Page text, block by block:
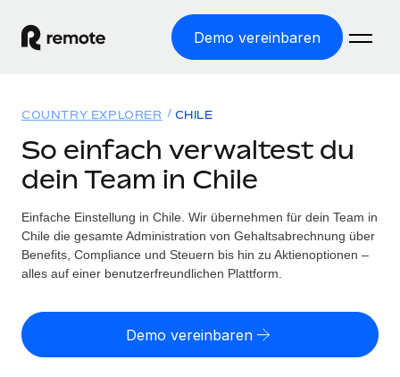
Demo vereinbaren
WELTWEITE BESCHÄFTIGUNG
Globale Payroll
Einfache, rechtssicher Payroll
Employer of Record
Contractor of Record
Lösungen
WELTWEITE ABDECKUNG
Country Explorer
Länderspezifische Unterstützung bei der Einstellung
Explorer für US-Bundesstaaten
Einfache Einstellung in allen US-Bundesstaaten
Ressourcen
TOOLS UND RECHNER
Scheinselbstständigkeitsrisikos
Preise
COUNTRY EXPLORER CHILE
So einfach verwaltest du
dein Team in Chile
Einfache Einstellung in Chile. Wir übernehmen für dein Team in
Chile die gesamte Administration von Gehaltsabrechnung über
Benefits, Compliance und Steuern bis hin zu Aktienoptionen –
alles auf einer benutzerfreundlichen Plattform.
Demo vereinbaren